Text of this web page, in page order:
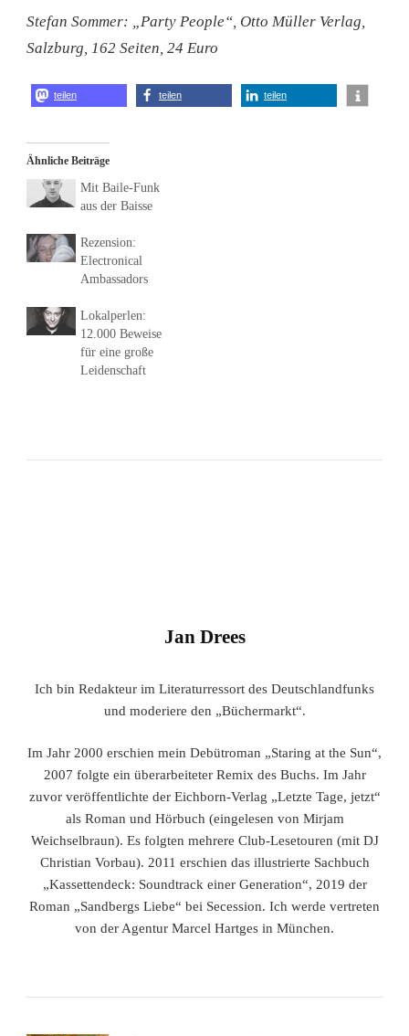
Stefan Sommer: „Party People“, Otto Müller Verlag,
Salzburg, 162 Seiten, 24 Euro
teilen teilen teilen
Ähnliche Beiträge
Mit Baile-Funk
aus der Baisse
Rezension:
Electronical
Ambassadors
Lokalperlen:
12.000 Beweise
für eine große
Leidenschaft
Jan Drees
Ich bin Redakteur im Literaturressort des Deutschlandfunks
und moderiere den „Büchermarkt“.
Im Jahr 2000 erschien mein Debütroman „Staring at the Sun“,
2007 folgte ein überarbeiteter Remix des Buchs. Im Jahr
zuvor veröffentlichte der Eichborn-Verlag „Letzte Tage, jetzt“
als Roman und Hörbuch (eingelesen von Mirjam
Weichselbraun). Es folgten mehrere Club-Lesetouren (mit DJ
Christian Vorbau). 2011 erschien das illustrierte Sachbuch
„Kassettendeck: Soundtrack einer Generation“, 2019 der
Roman „Sandbergs Liebe“ bei Secession. Ich werde vertreten
von der Agentur Marcel Hartges in München.